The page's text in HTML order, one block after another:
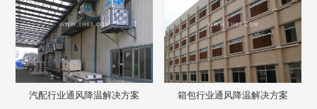
汽配行业通风降温解决方案 箱包行业通风降温解决方案